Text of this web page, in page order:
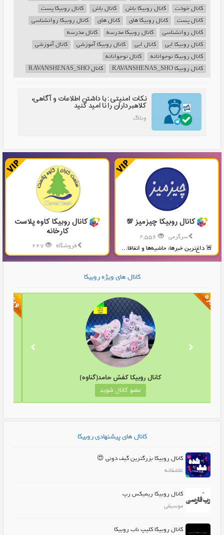
کانال خودت
کانال روبیکا باش کانال باش
کانال روبیکا پست
کانال پست
کانال روبیکا های کانال های
کانال روبیکا روانشناسی
کانال روانشناسی
کانال روبیکا مدرسه
کانال مدرسه
کانال روبیکا ایی
کانال ایی کانال روبیکا آموزشی
کانال آموزشی
کانال روبیکا نوجوانانه
کانال نوجوانانه
کانال روبیکا RAVANSHENAS_SHO
کانال RAVANSHENAS_SHO
نکات امنیتی: با داشتن اطلاعات و آگاهی،
کلاهبرداران را نا امید کنید
وبلاگ
کانال روبیکا چیزمیز 💯
سرگرمی
🚨 داغ‌ترین خبرها، حاشیه‌ها و اتفاقا...
کانال روبیکا کاوه پلاست
کارخانه
فروشگاه
تولید و پخش محصولات پلاستیکی...
کانال های ویژه روبیکا
کانال روبیکا کفش حامد(گناوه)
عضو کانال شوید
کانال های پیشنهادی روبیکا
کانال روبیکا بزرگترین گیف دونی 😍
عاشقانه
کانال روبیکا ریمیکس رپ
موسیقی
کانال روبیکا کلیپ ناب روبیکا